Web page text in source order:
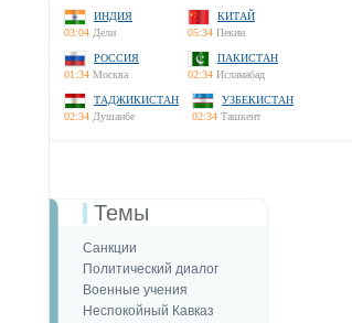
ИНДИЯ
03:04 Дели
КИТАЙ
05:34 Пекин
РОССИЯ
01:34 Москва
ПАКИСТАН
02:34 Исламабад
ТАДЖИКИСТАН
02:34 Душанбе
УЗБЕКИСТАН
02:34 Ташкент
Темы
Санкции
Политический диалог
Военные учения
Неспокойный Кавказ